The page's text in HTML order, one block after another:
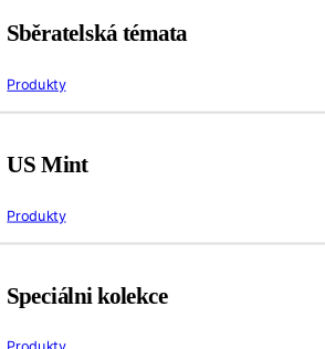
Sběratelská témata
Produkty
US Mint
Produkty
Speciálni kolekce